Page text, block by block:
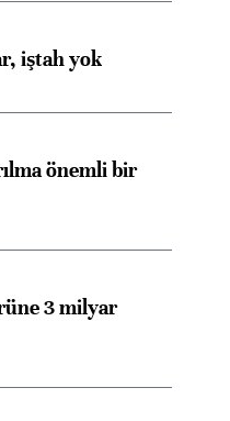
iştah yok
önemli bir
3 milyar